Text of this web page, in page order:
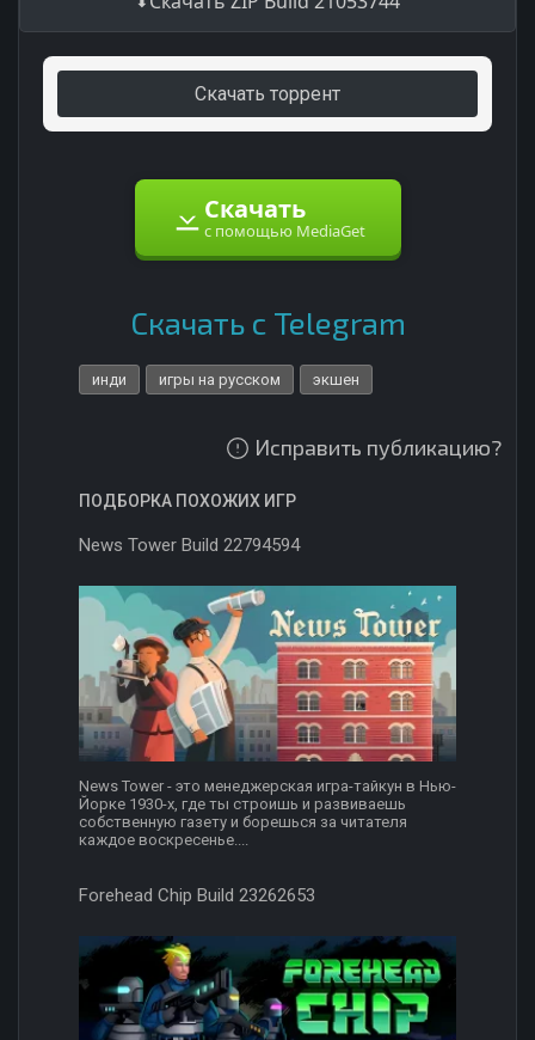
Скачать торрент
Скачать
с помощью MediaGet
Скачать с Telegram
инди игры на русском экшен
Исправить публикацию?
ПОДБОРКА ПОХОЖИХ ИГР
News Tower Build 22794594
News Tower - это менеджерская игра-тайкун в Нью-
Йорке 1930-х, где ты строишь и развиваешь
собственную газету и борешься за читателя
каждое воскресенье....
Forehead Chip Build 23262653